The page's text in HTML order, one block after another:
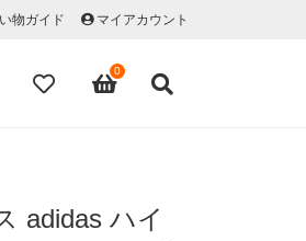
物ガイド マイアカウント
0
adidas ハイ